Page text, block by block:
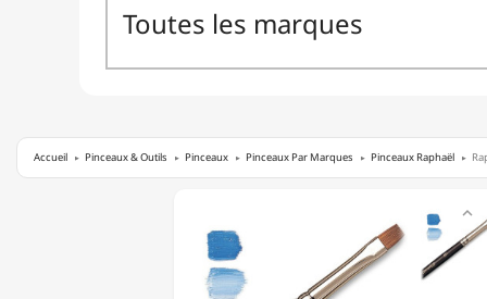
Accueil Pinceaux & Outils Pinceaux Pinceaux Par Marques Pinceaux Raphaël
